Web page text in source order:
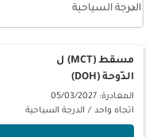
فئة المقصورة option الدرجة السياحية Selected
الدرجة السياحية
keyboard_arrow_down
مسقط (MCT)
ل
الدّوحة (DOH)
المغادرة: 05/03/2027
اتجاه واحد / الدرجة السياحية